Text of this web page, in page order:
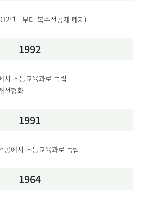
1992
서 초등교육과로 독립
1991
공에서 초등교육과로 독립
1964